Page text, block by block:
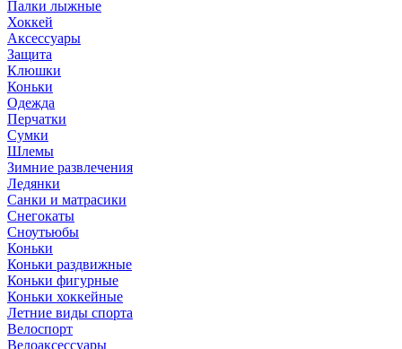
Палки лыжные
Хоккей
Аксессуары
Защита
Клюшки
Коньки
Одежда
Перчатки
Сумки
Шлемы
Зимние развлечения
Ледянки
Санки и матрасики
Снегокаты
Сноутьюбы
Коньки
Коньки раздвижные
Коньки фигурные
Коньки хоккейные
Летние виды спорта
Велоспорт
Велоаксессуары